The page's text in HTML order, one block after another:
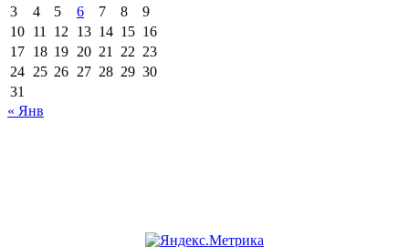
3
4 5 6 7 8
9
10 11 12 13 14 15 16
17 18 19 20 21 22 23
24 25 26 27 28 29 30
31
« Янв